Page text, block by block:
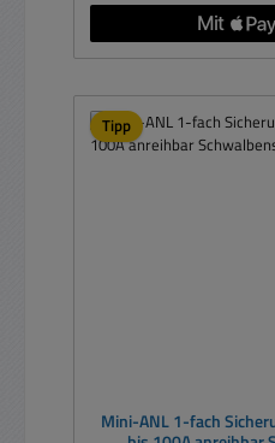
Tipp
Mini-ANL 1-fach